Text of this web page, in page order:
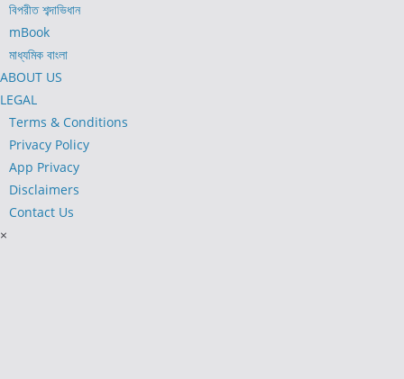
বিপরীত শব্দাভিধান
mBook
মাধ্যমিক বাংলা
ABOUT US
LEGAL
Terms & Conditions
Privacy Policy
App Privacy
Disclaimers
Contact Us
×